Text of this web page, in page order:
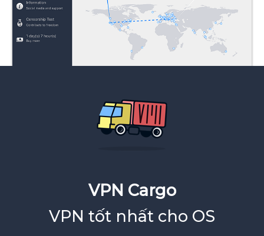
VPN Cargo
VPN tốt nhất cho OS